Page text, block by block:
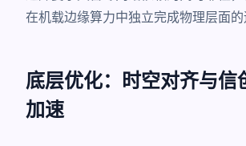
在机载边缘算力中独立完成物理层面的
底层优化：时空对齐与信
加速